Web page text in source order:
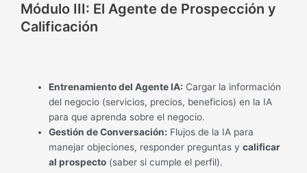
Módulo III: El Agente de Prospección y
Calificación
Entrenamiento del Agente IA: Cargar la información
del negocio (servicios, precios, beneficios) en la IA
para que aprenda sobre el negocio.
Gestión de Conversación: Flujos de la IA para
manejar objeciones, responder preguntas ycalificar
al prospecto (saber si cumple el perfil).